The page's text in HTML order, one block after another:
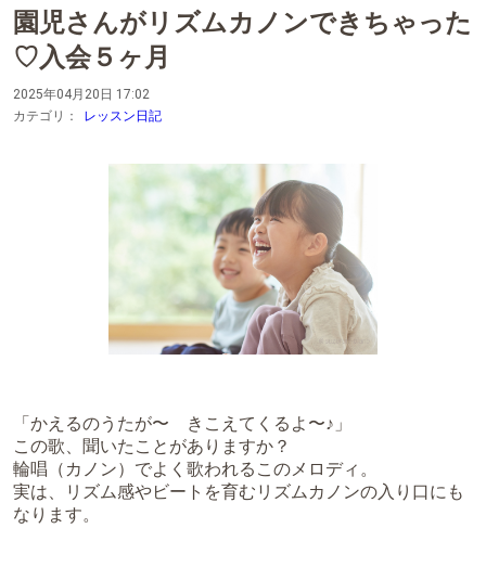
園児さんがリズムカノンできちゃった
♡入会５ヶ月
2025年04月20日 17:02
カテゴリ：
レッスン日記
「かえるのうたが〜 きこえてくるよ〜♪」
この歌、聞いたことがありますか？
輪唱（カノン）でよく歌われるこのメロディ。
実は、リズム感やビートを育むリズムカノンの入り口にも
なります。